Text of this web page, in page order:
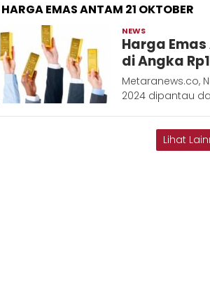
HARGA EMAS ANTAM 21 OKTOBER
NEWS
D
Harga
di Angka
Metaranews.co,
2024 dipantau
Lihat